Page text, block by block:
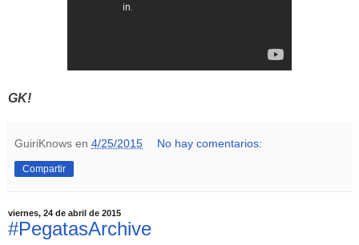
GK!
GuiriKnows en 4/25/2015 No hay comentarios:
Compartir
viernes, 24 de abril de 2015
#PegatasArchive